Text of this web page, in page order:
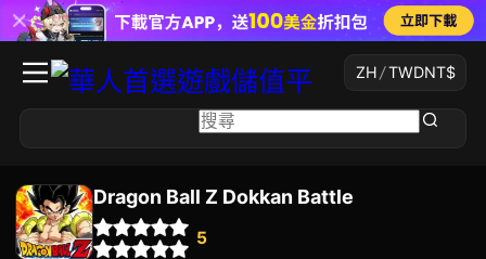
ZH/TWDNT$
Dragon Ball Z Dokkan Battle
5